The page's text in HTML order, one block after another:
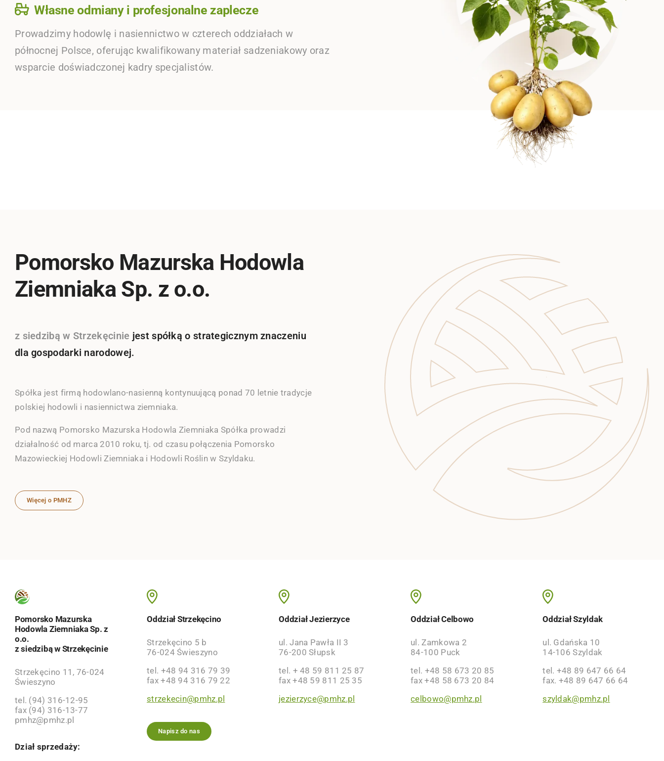
Własne odmiany i profesjonalne zaplecze
Prowadzimy hodowlę i nasiennictwo w czterech oddziałach w
północnej Polsce, oferując kwalifikowany materiał sadzeniakowy oraz
wsparcie doświadczonej kadry specjalistów.
Pomorsko Mazurska Hodowla
Ziemniaka Sp. z o.o.
z siedzibą w Strzekęcinie jest spółką o strategicznym znaczeniu
dla gospodarki narodowej.
Spółka jest firmą hodowlano-nasienną kontynuującą ponad 70 letnie tradycje
polskiej hodowli i nasiennictwa ziemniaka.
Pod nazwą Pomorsko Mazurska Hodowla Ziemniaka Spółka prowadzi
działalność od marca 2010 roku, tj. od czasu połączenia Pomorsko
Mazowieckiej Hodowli Ziemniaka i Hodowli Roślin w Szyldaku.
Więcej o PMHZ
Pomorsko Mazurska
Hodowla Ziemniaka Sp. z
o.o.
z siedzibą w Strzekęcinie
Strzekęcino 11, 76-024
Świeszyno
tel. (94) 316-12-95
fax (94) 316-13-77
pmhz@pmhz.pl
Dział sprzedaży:
Oddział Strzekęcino
Strzekęcino 5 b
76-024 Świeszyno
tel. +48 94 316 79 39
fax +48 94 316 79 22
strzekecin@pmhz.pl
Napisz do nas
Oddział Jezierzyce
ul. Jana Pawła II 3
76-200 Słupsk
tel. + 48 59 811 25 87
fax +48 59 811 25 35
jezierzyce@pmhz.pl
Oddział Celbowo
ul. Zamkowa 2
84-100 Puck
tel. +48 58 673 20 85
fax +48 58 673 20 84
celbowo@pmhz.pl
Oddział Szyldak
ul. Gdańska 10
14-106 Szyldak
tel. +48 89 647 66 64
fax. +48 89 647 66 64
szyldak@pmhz.pl